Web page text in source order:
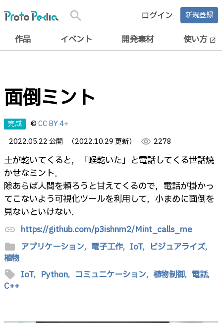
search ログイン 新規登録
作品 イベント 開発素材 使い方 open_in_new
面倒ミント
完成 ©CC BY 4+
2022.05.22 公開
（2022.10.29 更新） visibility 2278
土が乾いてくると，「喉乾いた」と電話してくる世話焼
かせなミント．
隙あらば人間を頼ろうと甘えてくるので，電話が掛かっ
てこないよう可視化ツールを利用して，小まめに面倒を
見ないといけない．
link https://github.com/p3ishnm2/Mint_calls_me
folder アプリケーション, 電子工作, IoT, ビジュアライズ,
植物
sell IoT, Python, コミュニケーション, 植物制御, 電話,
C++